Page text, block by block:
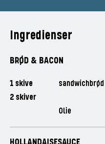
Ingredienser
BRØD & BACON
1 skive
sandwichbrød
2 skiver
Olie